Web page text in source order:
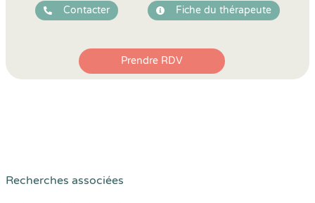
Contacter Fiche du thérapeute
Prendre RDV
Recherches associées